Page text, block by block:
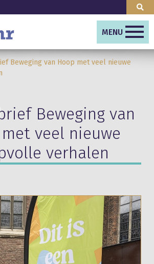
MENU
Beweging van Hoop met veel nieuwe
Beweging van
veel nieuwe
verhalen